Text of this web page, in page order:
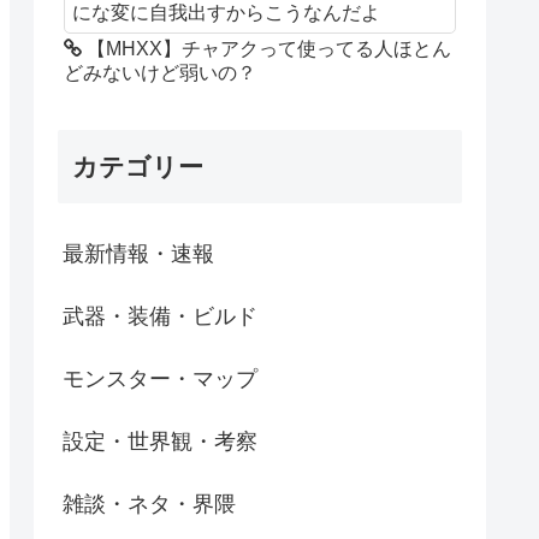
にな変に自我出すからこうなんだよ
【MHXX】チャアクって使ってる人ほとん
どみないけど弱いの？
カテゴリー
最新情報・速報
武器・装備・ビルド
モンスター・マップ
設定・世界観・考察
雑談・ネタ・界隈